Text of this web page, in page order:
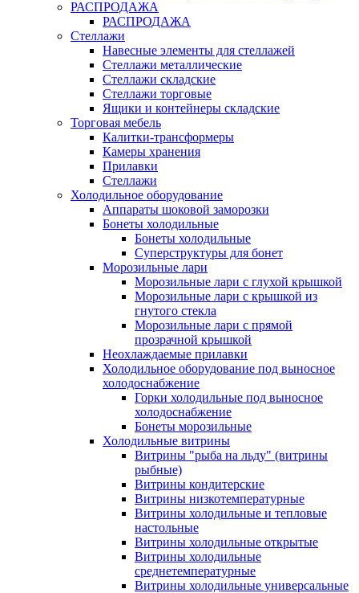
РАСПРОДАЖА
РАСПРОДАЖА
Стеллажи
Навесные элементы для стеллажей
Стеллажи металлические
Стеллажи складские
Стеллажи торговые
Ящики и контейнеры складские
Торговая мебель
Калитки-трансформеры
Камеры хранения
Прилавки
Стеллажи
Холодильное оборудование
Аппараты шоковой заморозки
Бонеты холодильные
Бонеты холодильные
Суперструктуры для бонет
Морозильные лари
Морозильные лари с глухой крышкой
Морозильные лари с крышкой из
гнутого стекла
Морозильные лари с прямой
прозрачной крышкой
Неохлаждаемые прилавки
Холодильное оборудование под выносное
холодоснабжение
Горки холодильные под выносное
холодоснабжение
Бонеты морозильные
Холодильные витрины
Витрины "рыба на льду" (витрины
рыбные)
Витрины кондитерские
Витрины низкотемпературные
Витрины холодильные и тепловые
настольные
Витрины холодильные открытые
Витрины холодильные
среднетемпературные
Витрины холодильные универсальные